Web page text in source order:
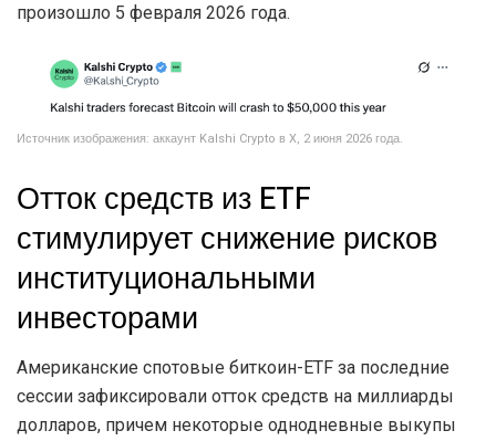
произошло 5 февраля 2026 года.
Источник изображения: аккаунт Kalshi Crypto в X, 2 июня 2026 года.
Отток средств из ETF
стимулирует снижение рисков
институциональными
инвесторами
Американские спотовые биткоин-ETF за последние
сессии зафиксировали отток средств на миллиарды
долларов, причем некоторые однодневные выкупы